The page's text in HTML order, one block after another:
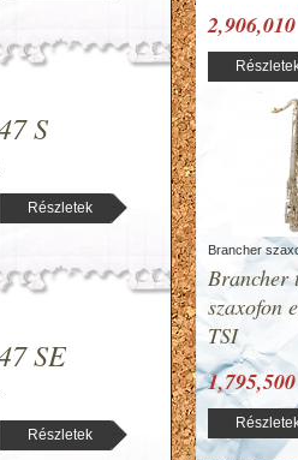
S
Részletek
SE
Részletek
2,906,010
Brancher
Brancher
szaxofon
TSI